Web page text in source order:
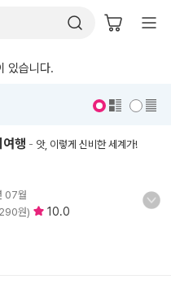
있습니다.
행 - 앗, 이렇게 신비한 세계가!
07월
원)
10.0